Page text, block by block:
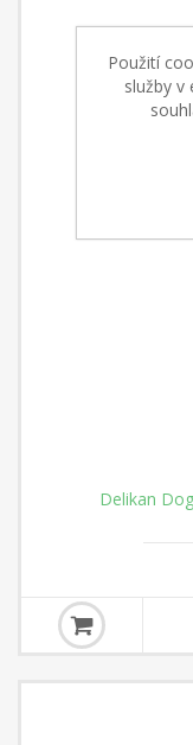
Delikan
Použití
služby v